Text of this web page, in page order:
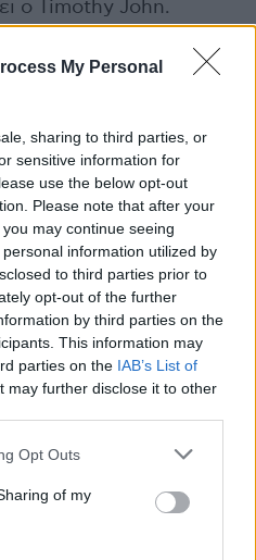
My Personal
sharing to third parties, or
sensitive information for
use the below opt-out
Please note that after your
may continue seeing
information utilized by
to third parties prior to
opt-out of the further
by third parties on the
This information may
parties on the IAB’s List of
may further disclose it to other
Opt Outs
of my
ο Timothy John.
μυστικό για να
τους
να την
τα μαλλιά